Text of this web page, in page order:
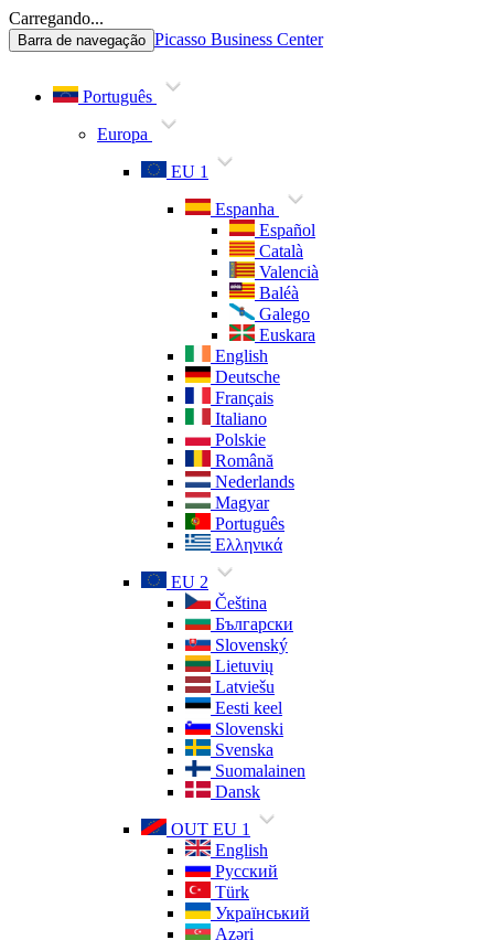
Carregando...
Barra de navegação Picasso Business Center
Português
Europa
EU 1
Espanha
Español
Català
Valencià
Baléà
Galego
Euskara
English
Deutsche
Français
Italiano
Polskie
Română
Nederlands
Magyar
Português
Ελληνικά
EU 2
Čeština
Български
Slovenský
Lietuvių
Latviešu
Eesti keel
Slovenski
Svenska
Suomalainen
Dansk
OUT EU 1
English
Русский
Türk
Український
Azəri